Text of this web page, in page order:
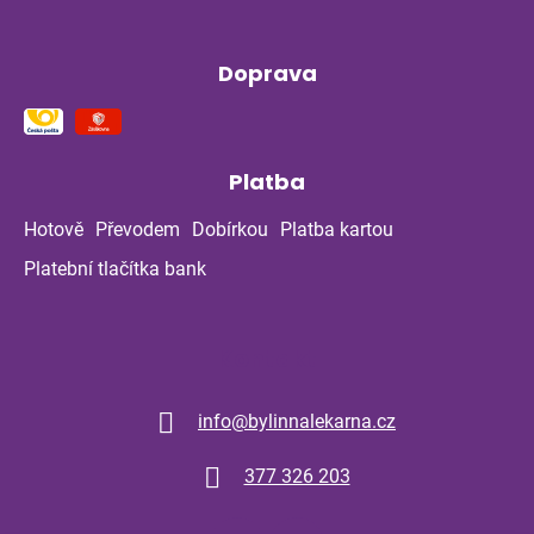
Doprava
Platba
Hotově Převodem Dobírkou
Platba kartou
Platební tlačítka bank
info@bylinnalekarna.cz
377 326 203